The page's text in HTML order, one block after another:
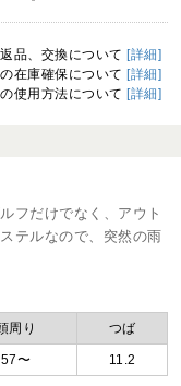
返品、交換について [詳細]
在庫確保について [詳細]
使用方法について [詳細]
フだけでなく、アウト
テルなので、突然の雨
周り つば
57〜 11.2